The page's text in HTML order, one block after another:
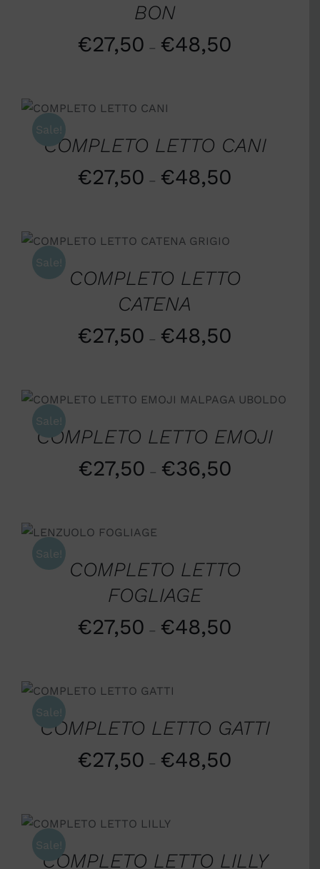
BON
€27,50 – €48,50
Sale!
SCEGLI
/
DETTAGLI
COMPLETO LETTO CANI
€27,50 – €48,50
Sale!
SCEGLI
/
DETTAGLI
COMPLETO LETTO
CATENA
€27,50 – €48,50
Sale!
SCEGLI
/
DETTAGLI
COMPLETO LETTO EMOJI
€27,50 – €36,50
Sale!
SCEGLI
/
DETTAGLI
COMPLETO LETTO
FOGLIAGE
€27,50 – €48,50
Sale!
SCEGLI
/
DETTAGLI
COMPLETO LETTO GATTI
€27,50 – €48,50
Sale!
SCEGLI
/
DETTAGLI
COMPLETO LETTO LILLY